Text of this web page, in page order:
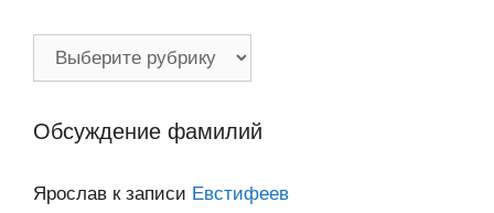
Фамилии
Обсуждение фамилий
Ярослав к записи Евстифеев